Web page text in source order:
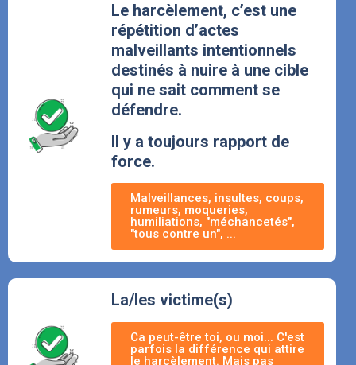
Le harcèlement, c’est une
répétition d’actes
malveillants intentionnels
destinés à nuire à une cible
qui ne sait comment se
défendre.
Il y a toujours rapport de
force.
Malveillances, insultes, coups,
rumeurs, moqueries,
humiliations, "méchancetés",
"tous contre un", ...
La/les victime(s)
Ca peut-être toi, ou moi... C'est
parfois la différence qui attire
le harcèlement. Mais pas